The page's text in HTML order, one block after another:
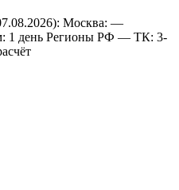
Москва: —
1 день Регионы РФ — ТК: 3-